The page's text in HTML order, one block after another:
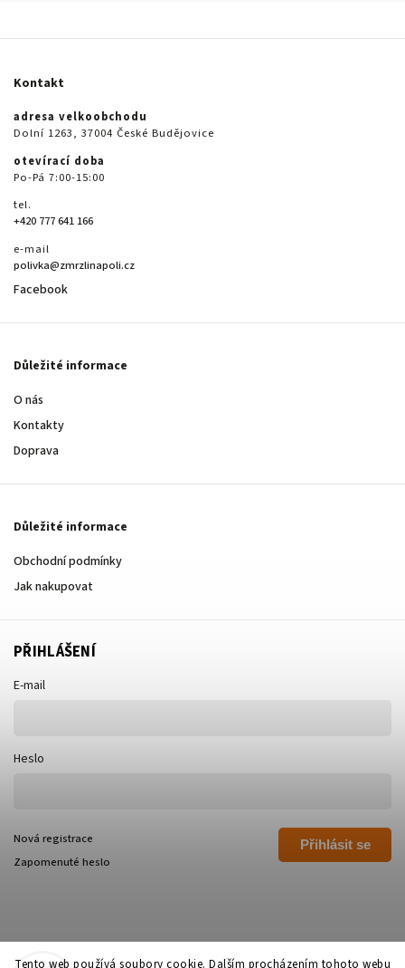
Tento web používá soubory cookie. Dalším procházením tohoto webu
Kontakt
adresa velkoobchodu
Dolní 1263, 37004 České Budějovice
otevírací doba
Po-Pá 7:00-15:00
tel.
+420 777 641 166
e-mail
polivka@zmrzlinapoli.cz
Facebook
Důležité informace
O nás
Kontakty
Doprava
Důležité informace
Obchodní podmínky
Jak nakupovat
PŘIHLÁŠENÍ
E-mail
Heslo
Přihlásit se
Nová registrace
Zapomenuté heslo